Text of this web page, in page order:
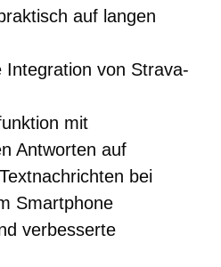
auf langen
Integration von Strava-
mit
Antworten auf
bei
Smartphone
verbesserte